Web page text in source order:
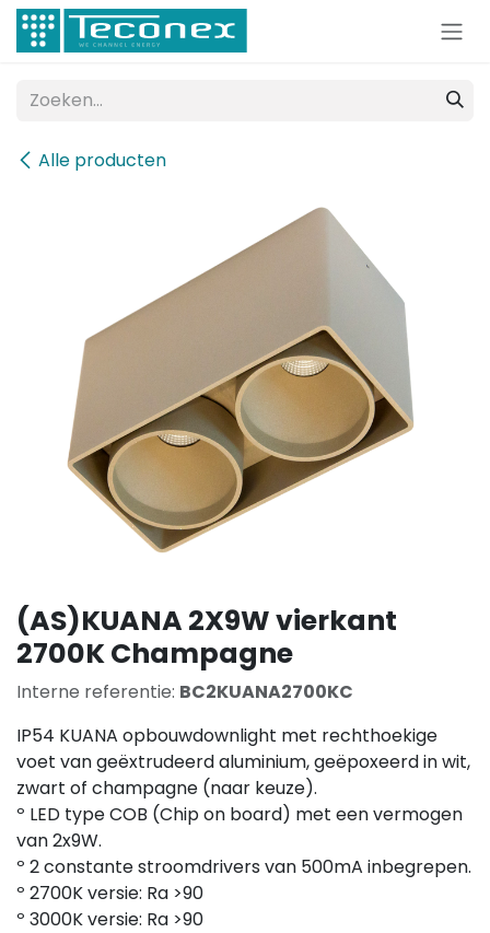
Overslaan naar inhoud
Alle producten
(AS)KUANA 2X9W vierkant
2700K Champagne
Interne referentie: BC2KUANA2700KC
IP54 KUANA opbouwdownlight met rechthoekige
voet van geëxtrudeerd aluminium, geëpoxeerd in wit,
zwart of champagne (naar keuze).
º LED type COB (Chip on board) met een vermogen
van 2x9W.
º 2 constante stroomdrivers van 500mA inbegrepen.
º 2700K versie: Ra >90
º 3000K versie: Ra >90